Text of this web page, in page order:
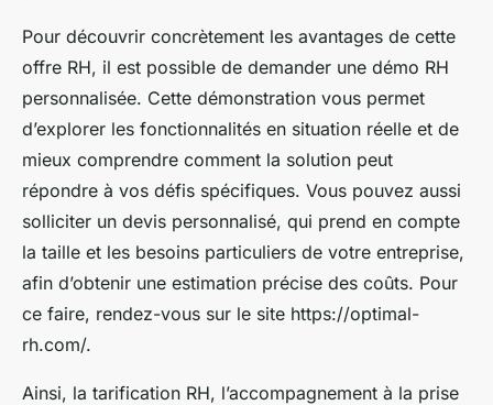
Pour découvrir concrètement les avantages de cette
offre RH, il est possible de demander une démo RH
personnalisée. Cette démonstration vous permet
d’explorer les fonctionnalités en situation réelle et de
mieux comprendre comment la solution peut
répondre à vos défis spécifiques. Vous pouvez aussi
solliciter un devis personnalisé, qui prend en compte
la taille et les besoins particuliers de votre entreprise,
afin d’obtenir une estimation précise des coûts. Pour
ce faire, rendez-vous sur le site https://optimal-
rh.com/.
Ainsi, la tarification RH, l’accompagnement à la prise